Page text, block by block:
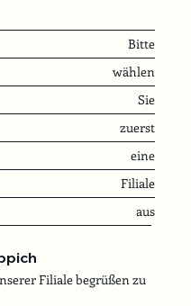
Bitte
wählen
Sie
zuerst
eine
Filiale
aus
Filiale begrüßen zu